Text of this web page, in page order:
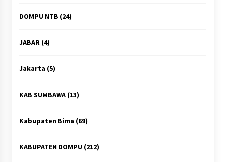
DOMPU NTB (24)
JABAR(4)
Jakarta (5)
KAB SUMBAWA(13)
Kabupaten Bima (69)
KABUPATEN DOMPU(212)